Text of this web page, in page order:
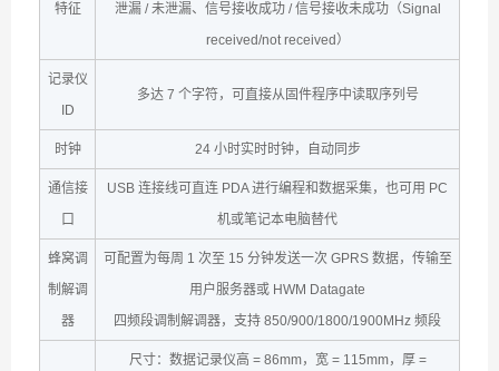
特征
泄漏 / 未泄漏、信号接收成功 / 信号接收未成功（Signal
received/not received）
记录仪
ID
多达 7 个字符，可直接从固件程序中读取序列号
时钟 24 小时实时时钟，自动同步
通信接
口
USB 连接线可直连 PDA 进行编程和数据采集，也可用 PC
机或笔记本电脑替代
蜂窝调
制解调
器
可配置为每周 1 次至 15 分钟发送一次 GPRS 数据，传输至
用户服务器或 HWM Datagate
四频段调制解调器，支持 850/900/1800/1900MHz 频段
尺寸：数据记录仪高 = 86mm，宽 = 115mm，厚 =